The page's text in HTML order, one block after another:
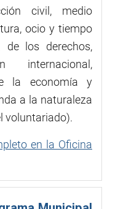
civil, medio
ocio y tiempo
de los derechos,
internacional,
la economía y
a la naturaleza
voluntariado).
en la Oficina